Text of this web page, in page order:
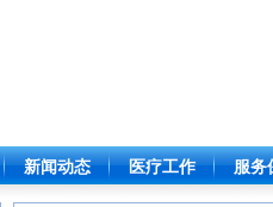
新闻动态 医疗工作 服务